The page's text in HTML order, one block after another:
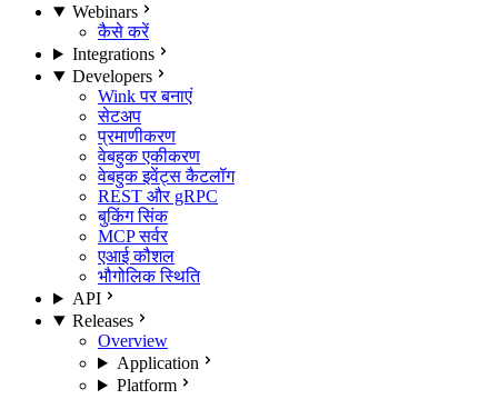
Webinars
कैसे करें
Integrations
Developers
Wink पर बनाएं
सेटअप
प्रमाणीकरण
वेबहुक एकीकरण
वेबहुक इवेंट्स कैटलॉग
REST और gRPC
बुकिंग सिंक
MCP सर्वर
एआई कौशल
भौगोलिक स्थिति
API
Releases
Overview
Application
Platform